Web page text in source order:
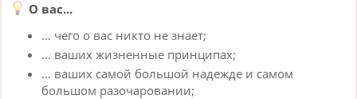
О вас...
… чего о вас никто не знает;
… ваших жизненные принципах;
… ваших самой большой надежде и самом
большом разочаровании;